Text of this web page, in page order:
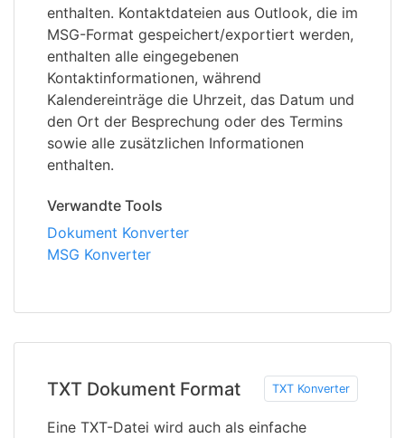
enthalten. Kontaktdateien aus Outlook, die im
MSG-Format gespeichert/exportiert werden,
enthalten alle eingegebenen
Kontaktinformationen, während
Kalendereinträge die Uhrzeit, das Datum und
den Ort der Besprechung oder des Termins
sowie alle zusätzlichen Informationen
enthalten.
Verwandte Tools
Dokument Konverter
MSG Konverter
TXT Dokument Format TXT Konverter
Eine TXT-Datei wird auch als einfache